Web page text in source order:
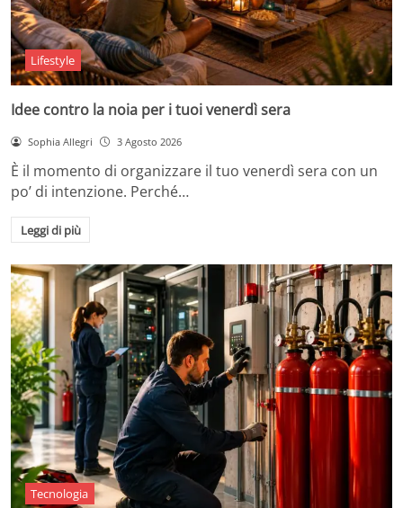
Lifestyle
Idee contro la noia per i tuoi venerdì sera
Sophia Allegri 3 Agosto 2026
È il momento di organizzare il tuo venerdì sera con un
po’ di intenzione. Perché…
Leggi di più
Tecnologia